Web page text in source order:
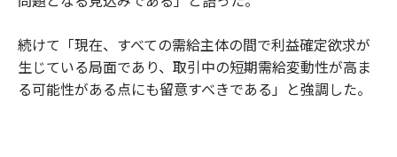
続けて「現在、すべての需給主体の間で利益確定欲求が
生じている局面であり、取引中の短期需給変動性が高ま
る可能性がある点にも留意すべきである」と強調した。